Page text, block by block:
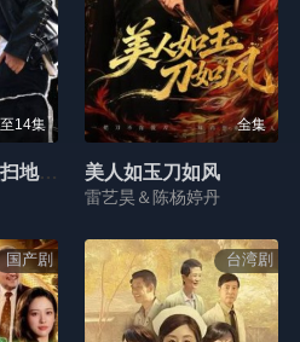
14集
我在青山之上做扫地担当
全集
美人如玉刀如风
雷艺昊＆陈杨婷丹
国产剧 台湾剧